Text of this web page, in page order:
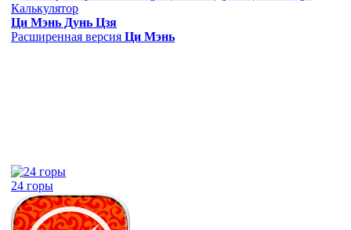
Калькулятор
Ци Мэнь Дунь Цзя
Расширенная версия Ци Мэнь
24 горы